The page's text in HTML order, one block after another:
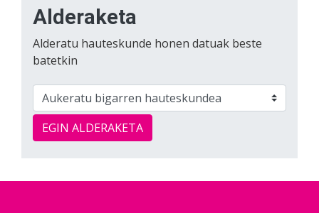
Alderaketa
Alderatu hauteskunde honen datuak beste
batetkin
EGIN ALDERAKETA